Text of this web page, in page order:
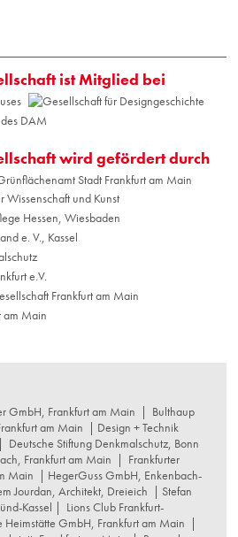
ist Mitglied bei
wird gefördert durch
GmbH, Frankfurt am Main | Bulthaup
am Main | Design + Technik
Deutsche Stiftung Denkmalschutz, Bonn
Frankfurt am Main | Frankfurter
Main | HegerGuss GmbH, Enkenbach-
Jourdan, Architekt, Dreieich | Stefan
Kassel | Lions Club Frankfurt-
Heimstätte GmbH, Frankfurt am Main |